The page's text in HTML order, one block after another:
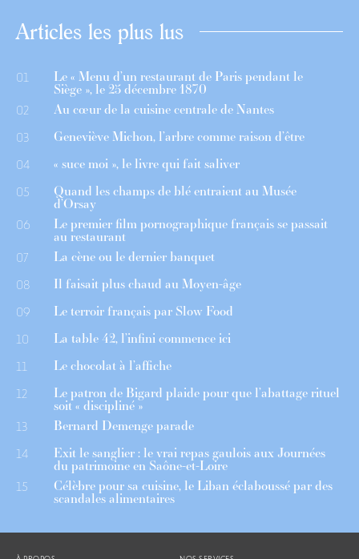
Articles les plus lus
01 Le « Menu d’un restaurant de Paris pendant le
Siège », le 25 décembre 1870
02 Au cœur de la cuisine centrale de Nantes
03 Geneviève Michon, l’arbre comme raison d’être
04 « suce moi », le livre qui fait saliver
05 Quand les champs de blé entraient au Musée
d’Orsay
06 Le premier film pornographique français se passait
au restaurant
07 La cène ou le dernier banquet
08 Il faisait plus chaud au Moyen-âge
09 Le terroir français par Slow Food
10 La table 42, l’infini commence ici
11 Le chocolat à l’affiche
12 Le patron de Bigard plaide pour que l’abattage rituel
soit « discipliné »
13 Bernard Demenge parade
14 Exit le sanglier : le vrai repas gaulois aux Journées
du patrimoine en Saône-et-Loire
15 Célèbre pour sa cuisine, le Liban éclaboussé par des
scandales alimentaires